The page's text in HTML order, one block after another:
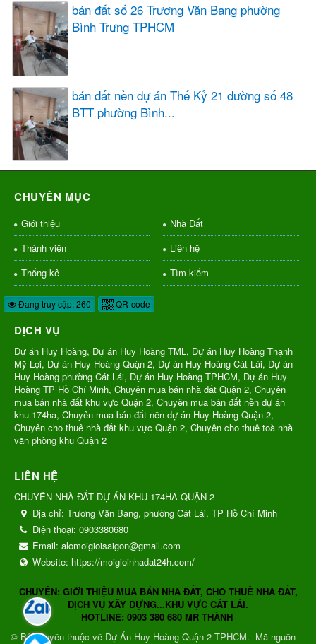
bán đất số 26 Trương Văn Bang phường
Bình Trưng TPHCM
bán đất nền dự án Thế Kỷ 21 đường số 48
BTT phường Bình...
CHUYÊN MỤC
Giới thiệu
Nhà Đất
Thành viên
Liên hệ
Thống kê
Tìm kiếm
Đang truy cập: 260 QR-code
DỊCH VỤ
Dự án Huy Hoàng, Dự án Huy Hoàng TML, Dự án Huy Hoàng Thạnh
Mỹ Lợi, Dự án Huy Hoàng Quận 2, Dự án Huy Hoàng Cát Lái, Dự án
Huy Hoàng phường Cát Lái, Dự án Huy Hoàng TPHCM, Dự án Huy
Hoàng TP Hồ Chí Minh, Chuyên mua bán nhà đất Quận 2, Chuyên
mua bán nhà đất khu vực Quận 2, Chuyên mua bán đất nền dự án
khu 174ha, Chuyên mua bán đất nền dự án Huy Hoàng Quận 2,
Chuyên cho thuê nhà đất khu vực Quận 2, Chuyên cho thuê toà nhà
văn phòng khu Quận 2
LIÊN HỆ
CHUYÊN NHÀ ĐẤT DỰ ÁN KHU 174HA QUẬN 2
Địa chỉ: Trương Văn Bang, phường Cát Lái, TP Hồ Chí Minh
Điện thoại: 0903380680
Email: alomoigioisaigon@gmail.com
Website: https://moigioinhadat24h.com/
CHUYÊN: GIỚI THIỆU MUA BÁN NHÀ ĐẤT, CHO THUÊ NHÀ ĐẤT,
DỊCH VỤ XÂY DỰNG...KHU VỰC CÁT LÁI.
HOTLINE: 0903 380 680 MR THÀNH
© Bản quyền thuộc về Dự Án Huy Hoàng Quận 2 TPHCM. Mã nguồn